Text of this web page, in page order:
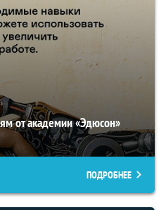
от академии «Эдюсон»
ПОДРОБНЕЕ